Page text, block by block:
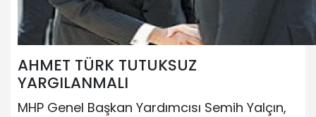
AHMET TÜRK TUTUKSUZ
YARGILANMALI
MHP Genel Başkan Yardımcısı Semih Yalçın,